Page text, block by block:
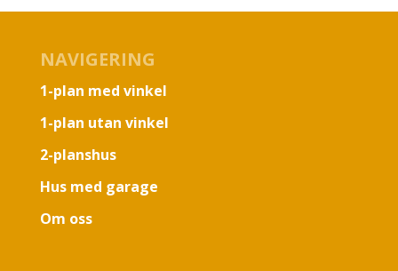
NAVIGERING
1-plan med vinkel
1-plan utan vinkel
2-planshus
Hus med garage
Om oss